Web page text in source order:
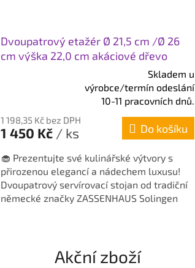
Dvoupatrový etažér Ø 21,5 cm /Ø 26
cm výška 22,0 cm akáciové dřevo
produktu
je
z
5
hvězdiček.
Skladem u
výrobce/termín odeslání
10-11 pracovních dnů.
1 198,35 Kč bez DPH
1 450 Kč / ks Do košíku
🧁 Prezentujte své kulinářské výtvory s
přirozenou elegancí a nádechem luxusu!
Dvoupatrový servírovací stojan od tradiční
německé značky ZASSENHAUS Solingen
Akční zboží